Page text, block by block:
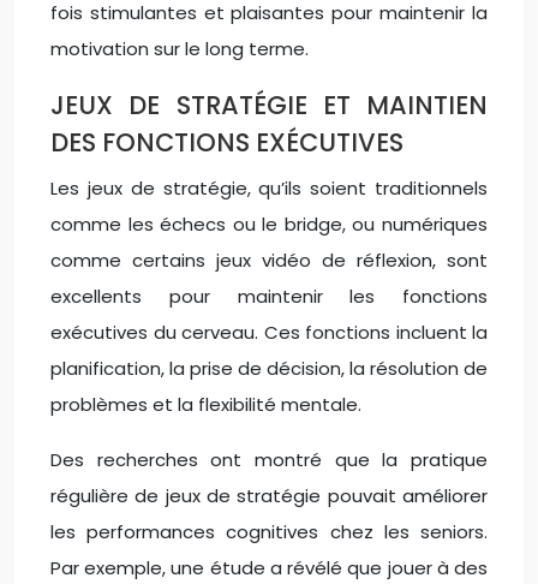
fois stimulantes et plaisantes pour maintenir la
motivation sur le long terme.
JEUX DE STRATÉGIE ET MAINTIEN
DES FONCTIONS EXÉCUTIVES
Les jeux de stratégie, qu’ils soient traditionnels
comme les échecs ou le bridge, ou numériques
comme certains jeux vidéo de réflexion, sont
excellents pour maintenir les fonctions
exécutives du cerveau. Ces fonctions incluent la
planification, la prise de décision, la résolution de
problèmes et la flexibilité mentale.
Des recherches ont montré que la pratique
régulière de jeux de stratégie pouvait améliorer
les performances cognitives chez les seniors.
Par exemple, une étude a révélé que jouer à des